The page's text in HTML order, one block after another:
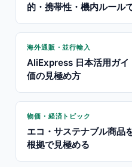
的・携帯性・機内ルール
海外通販・並行輸入
AliExpress 日本活用ガ
価の見極め方
物価・経済トピック
エコ・サステナブル商品
根拠で見極める